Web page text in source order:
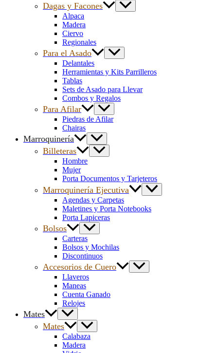
Dagas y Facones
Alpaca
Madera
Ciervo
Regionales
Para el Asado
Delantales
Herramientas y Kits Parrilleros
Tablas
Sets de Asado para Llevar
Combos y Regalos
Para Afilar
Piedras de Afilar
Chairas
Marroquinería
Billeteras
Hombre
Mujer
Porta Documentos y Tarjeteros
Marroquinería Ejecutiva
Agendas y Carpetas
Maletines y Porta Notebooks
Porta Lapiceras
Bolsos
Carteras
Bolsos y Mochilas
Discontinuos
Accesorios de Cuero
Llaveros
Maneas
Cuenta Ganado
Relojes
Mates
Mates
Calabaza
Madera